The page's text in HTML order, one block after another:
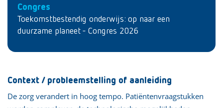
Congres
Toekomstbestendig onderwijs: op naar een
duurzame planeet - Congres 2026
Context / probleemstelling of aanleiding
De zorg verandert in hoog tempo. Patiëntenvraagstukken